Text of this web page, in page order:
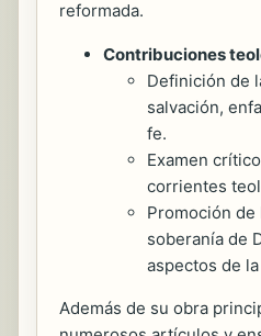
reformada.
Contribuciones
Definición de
salvación,
fe.
Examen
corrientes
Promoción de
soberanía de
aspectos de
Además de su obra